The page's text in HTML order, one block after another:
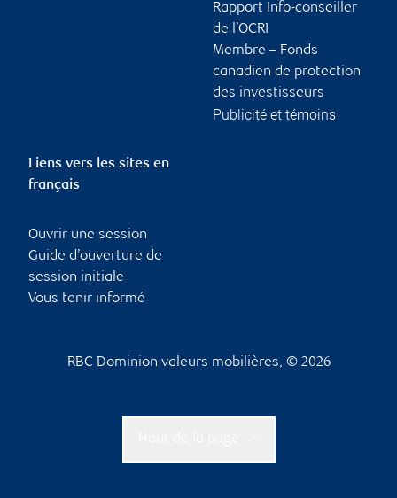
Rapport Info-conseiller
de l’OCRI
Membre – Fonds
canadien de protection
des investisseurs
Publicité et témoins
Liens vers les sites en
français
Ouvrir une session
Guide d’ouverture de
session initiale
Vous tenir informé
RBC Dominion valeurs mobilières, © 2026